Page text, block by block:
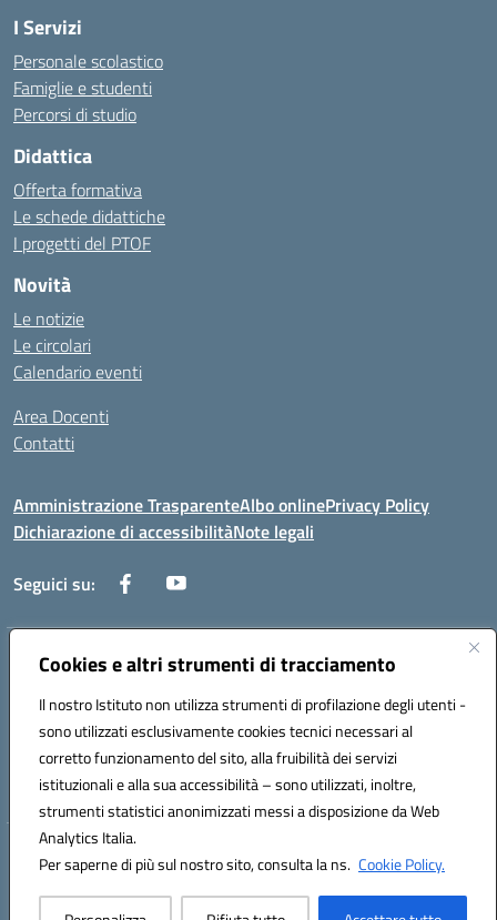
Cookies e altri strumenti di tracciamento
Il nostro Istituto non utilizza strumenti di profilazione degli utenti -
sono utilizzati esclusivamente cookies tecnici necessari al
corretto funzionamento del sito, alla fruibilità dei servizi
istituzionali e alla sua accessibilità – sono utilizzati, inoltre,
strumenti statistici anonimizzati messi a disposizione da Web
Analytics Italia.
Per saperne di più sul nostro sito, consulta la ns. Cookie Policy.
I Servizi
Personale scolastico
Famiglie e studenti
Percorsi di studio
Didattica
Offerta formativa
Le schede didattiche
I progetti del PTOF
Novità
Le notizie
Le circolari
Calendario eventi
Area Docenti
Contatti
Amministrazione TrasparenteAlbo onlinePrivacy Policy
Dichiarazione di accessibilitàNote legali
Seguici su:
Indirizzo:Via dei mille, 2 - 80011 Acerra (NA)
Posta elettronica certificata (PEC):naee10200g@pec.istruzione.it
Codice fiscale: 80103770634
Codice meccanografico: NAEE10200G
Hosting & Powered by 3D Solution S.r.l.
Concept & Design by Designers Italia